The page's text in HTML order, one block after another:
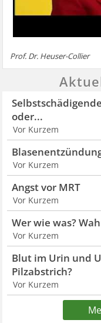
Prof. Dr. Heuser-Collier
oder...
Vor Kurzem
Vor Kurzem
Angst vor MRT
Vor Kurzem
Wer wie was?
Vor Kurzem
Blut im Urin und
Pilzabstrich?
Vor Kurzem